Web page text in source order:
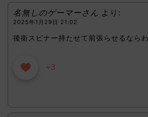
名無しのゲーマーさん より:
2025年1月29日 21:02
後衛スピナー持たせて前張らせるなら
+3